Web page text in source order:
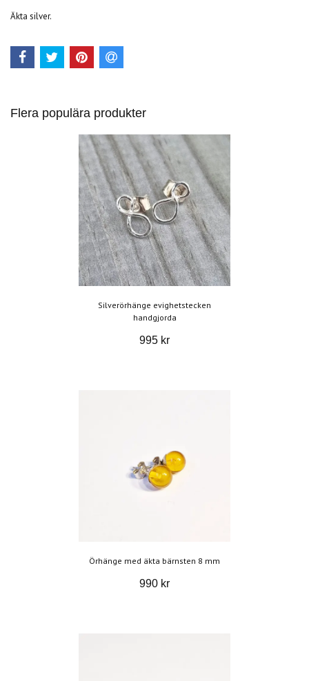
Äkta silver.
Flera populära produkter
Silverörhänge evighetstecken
handgjorda
995 kr
Örhänge med äkta bärnsten 8 mm
990 kr